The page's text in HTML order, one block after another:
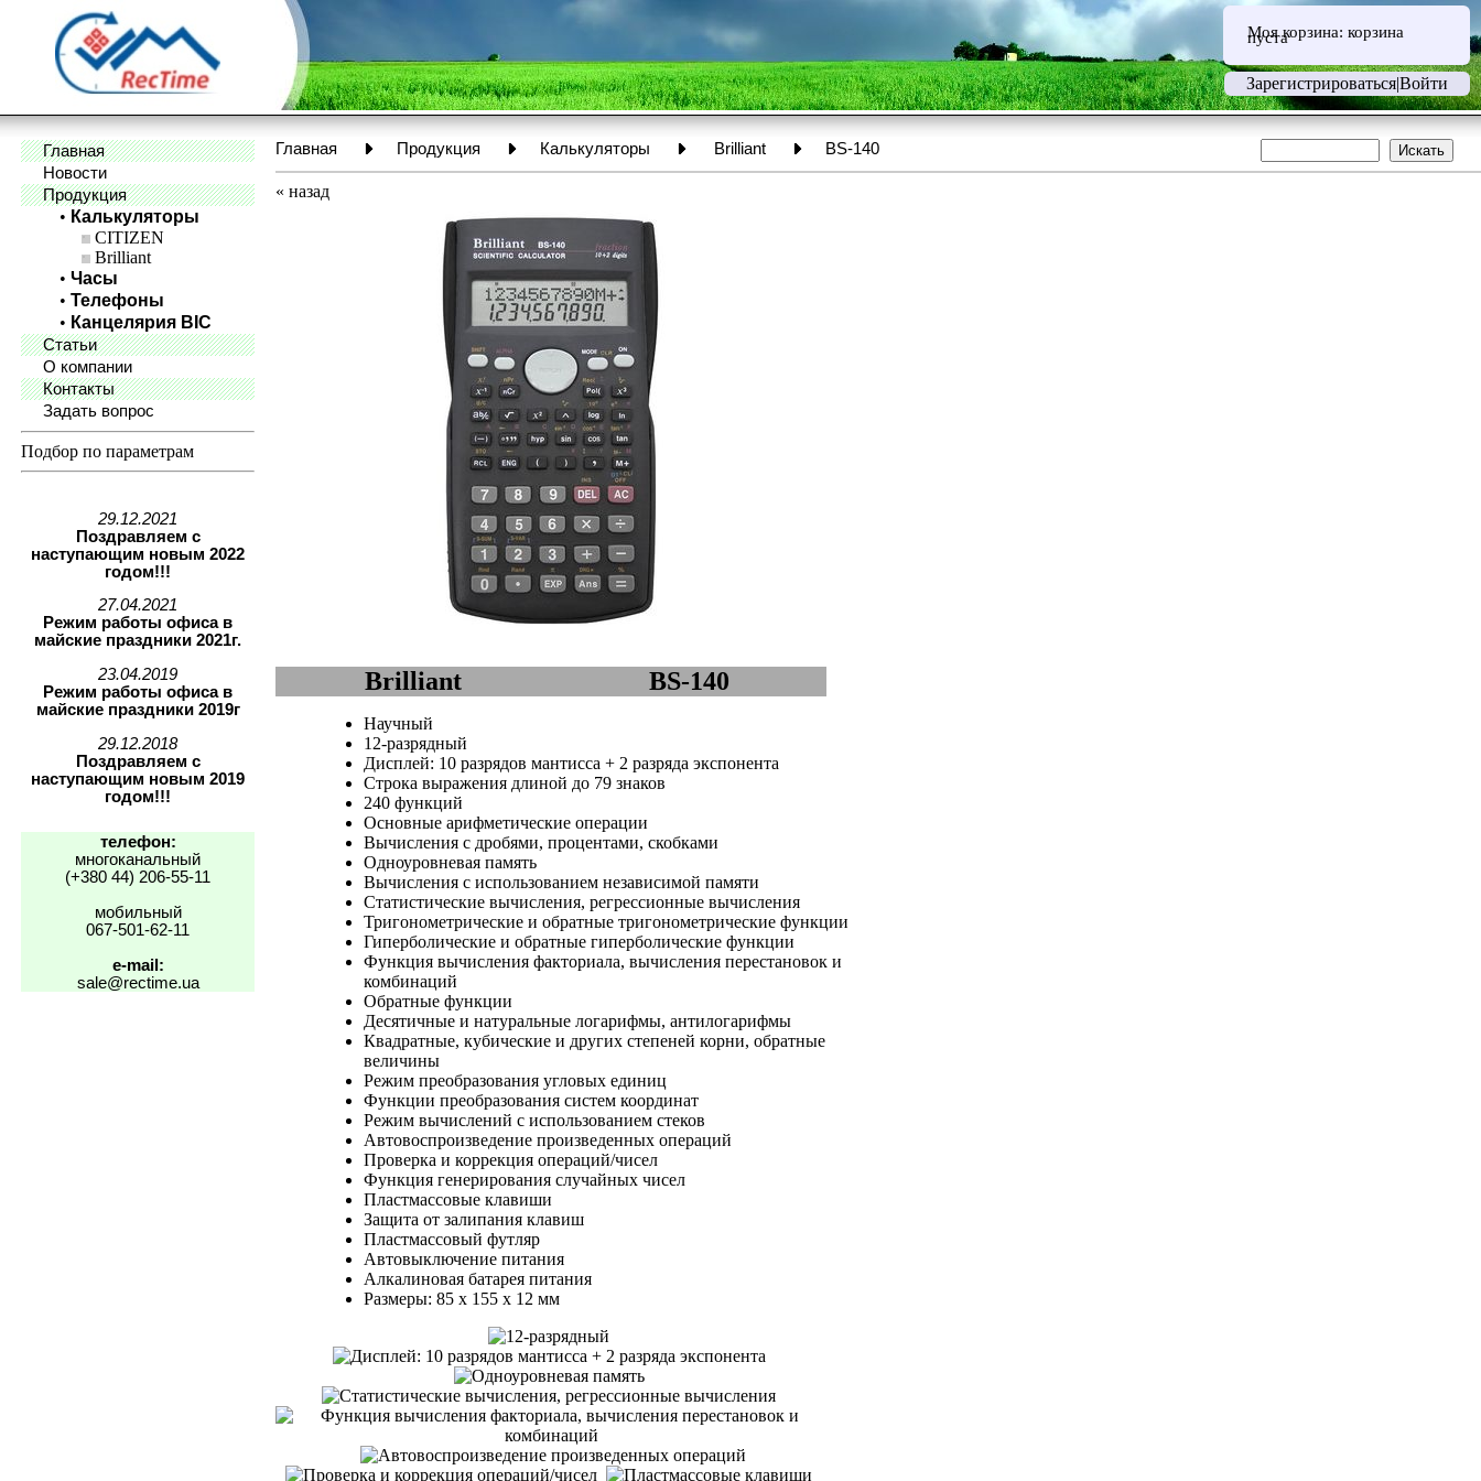
Моя корзина: корзина
пуста
Зарегистрироваться|Войти
Главная
Новости
Продукция
• Калькуляторы
CITIZEN
Brilliant
• Часы
• Телефоны
• Канцелярия BIC
Статьи
О компании
Контакты
Задать вопрос
Подбор по параметрам
29.12.2021
Поздравляем с
наступающим новым 2022
годом!!!
27.04.2021
Режим работы офиса в
майские праздники 2021г.
23.04.2019
Режим работы офиса в
майские праздники 2019г
29.12.2018
Поздравляем с
наступающим новым 2019
годом!!!
телефон:
многоканальный
(+380 44) 206-55-11
мобильный
067-501-62-11
e-mail:
sale@rectime.ua
Главная Продукция Калькуляторы Brilliant BS-140
« назад
Brilliant BS-140
Научный
12-разрядный
Дисплей: 10 разрядов мантисса + 2 разряда экспонента
Строка выражения длиной до 79 знаков
240 функций
Основные арифметические операции
Вычисления с дробями, процентами, скобками
Одноуровневая память
Вычисления с использованием независимой памяти
Статистические вычисления, регрессионные вычисления
Тригонометрические и обратные тригонометрические функции
Гиперболические и обратные гиперболические функции
Функция вычисления факториала, вычисления перестановок и
комбинаций
Обратные функции
Десятичные и натуральные логарифмы, антилогарифмы
Квадратные, кубические и других степеней корни, обратные
величины
Режим преобразования угловых единиц
Функции преобразования систем координат
Режим вычислений с использованием стеков
Автовоспроизведение произведенных операций
Проверка и коррекция операций/чисел
Функция генерирования случайных чисел
Пластмассовые клавиши
Защита от залипания клавиш
Пластмассовый футляр
Автовыключение питания
Алкалиновая батарея питания
Размеры: 85 x 155 x 12 мм